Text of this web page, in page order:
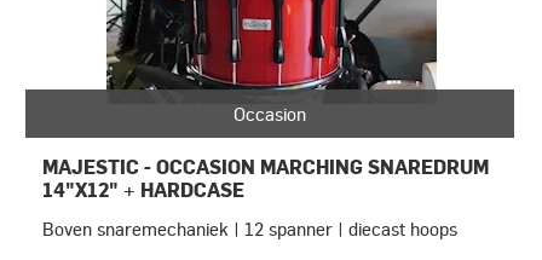
Occasion
MAJESTIC - OCCASION MARCHING SNAREDRUM
14"X12" + HARDCASE
Boven snaremechaniek | 12 spanner | diecast hoops